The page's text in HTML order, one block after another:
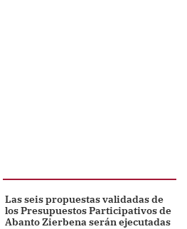
Las seis propuestas validadas de
los Presupuestos Participativos de
Abanto Zierbena serán ejecutadas